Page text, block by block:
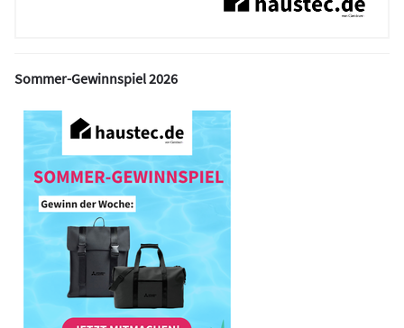
Sommer-Gewinnspiel 2026